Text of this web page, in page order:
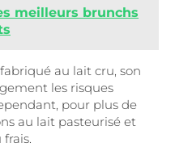
meilleurs brunchs
au lait cru, son
les risques
pour plus de
au lait pasteurisé et